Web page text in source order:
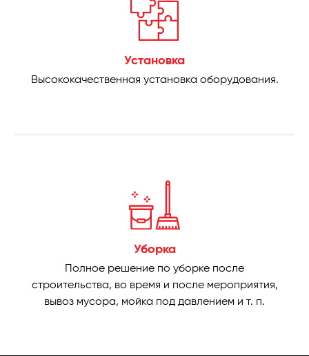
Установка
Высококачественная установка оборудования.
Уборка
Полное решение по уборке после
строительства, во время и после мероприятия,
вывоз мусора, мойка под давлением и т. п.